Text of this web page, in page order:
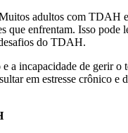
adultos com TDAH
que enfrentam. Isso pode
do TDAH.
a incapacidade de gerir o
em estresse crônico e